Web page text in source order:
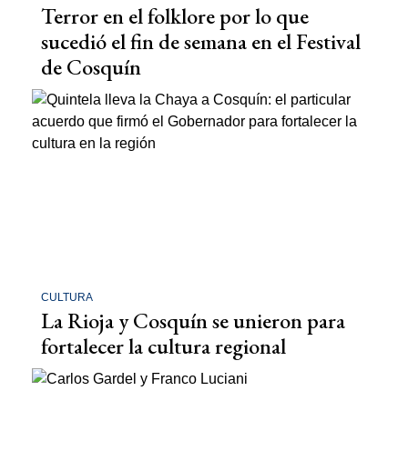
Terror en el folklore por lo que
sucedió el fin de semana en el Festival
de Cosquín
CULTURA
La Rioja y Cosquín se unieron para
fortalecer la cultura regional